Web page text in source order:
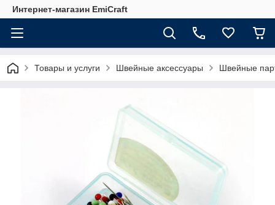
Интернет-магазин EmiCraft
Товары и услуги Швейные аксессуары Швейные